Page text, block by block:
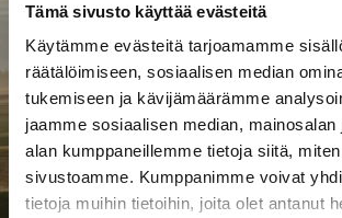
Tämä sivusto käyttää evästeitä
Käytämme evästeitä tarjoamamme
räätälöimiseen, sosiaalisen median
tukemiseen ja kävijämäärämme
jaamme sosiaalisen median,
alan kumppaneillemme tietoja siitä,
sivustoamme. Kumppanimme voivat
tietoja muihin tietoihin, joita olet antanut